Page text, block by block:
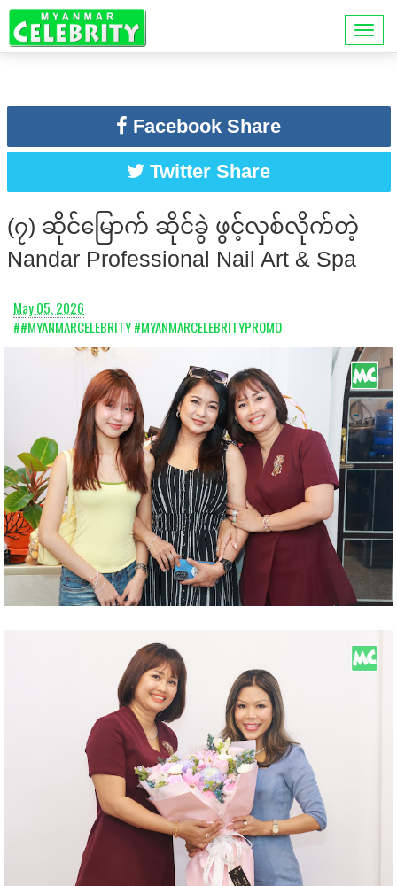
Facebook Share
Twitter Share
(၇) ဆိုင်မြောက် ဆိုင်ခွဲ ဖွင့်လှစ်လိုက်တဲ့
Nandar Professional Nail Art & Spa
May 05, 2026
##MYANMARCELEBRITY #MYANMARCELEBRITYPROMO